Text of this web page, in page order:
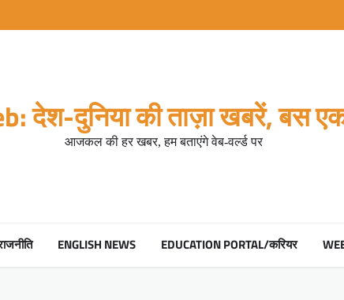
देश-दुनिया की ताज़ा खबरें, बस
आजकल की हर खबर, हम बताएंगे वेब-वर्ल्ड पर
ENGLISH NEWS EDUCATION PORTAL/करियर